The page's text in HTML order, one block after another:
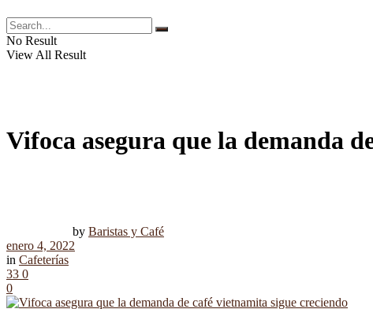
No Result
View All Result
Vifoca asegura que la demanda
by Baristas y Café
enero 4, 2022
in Cafeterías
33 0
0